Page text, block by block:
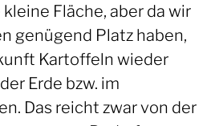
Fläche, aber da wir
genügend Platz haben,
Kartoffeln wieder
Erde bzw. im
Das reicht zwar von der